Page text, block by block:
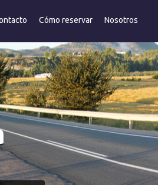
Nosotros
Cómo reservar